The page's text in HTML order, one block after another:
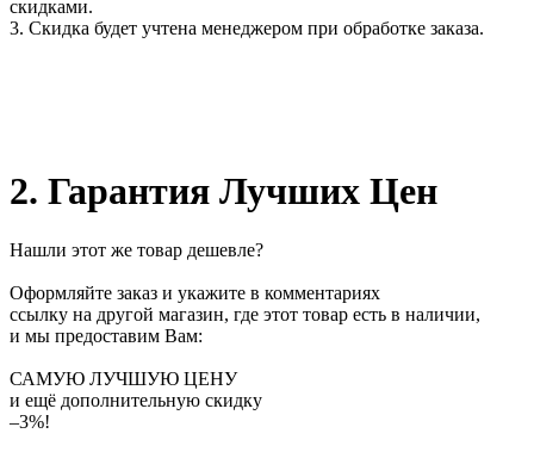
скидками.
3. Скидка будет учтена менеджером при обработке заказа.
2. Гарантия Лучших Цен
Нашли этот же товар дешевле?
Оформляйте заказ и укажите в комментариях
ссылку на другой магазин, где этот товар есть в наличии,
и мы предоставим Вам:
САМУЮ ЛУЧШУЮ ЦЕНУ
и ещё дополнительную скидку
–3%!